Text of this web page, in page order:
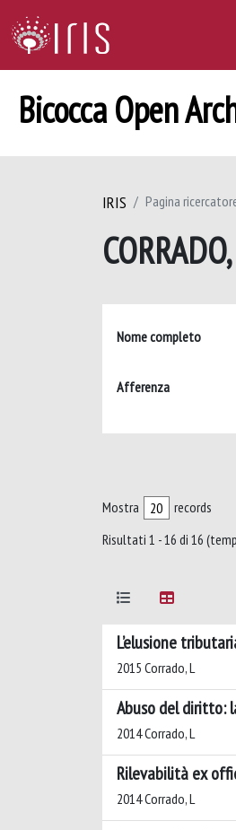
Bicocca Open
IRIS Pagina
Nome completo
Afferenza
Mostra
records
Risultati 1 - 16 di 16
L’elusione
2015 Corrado, L
Abuso del diritto:
2014 Corrado, L
Rilevabilità ex
2014 Corrado, L